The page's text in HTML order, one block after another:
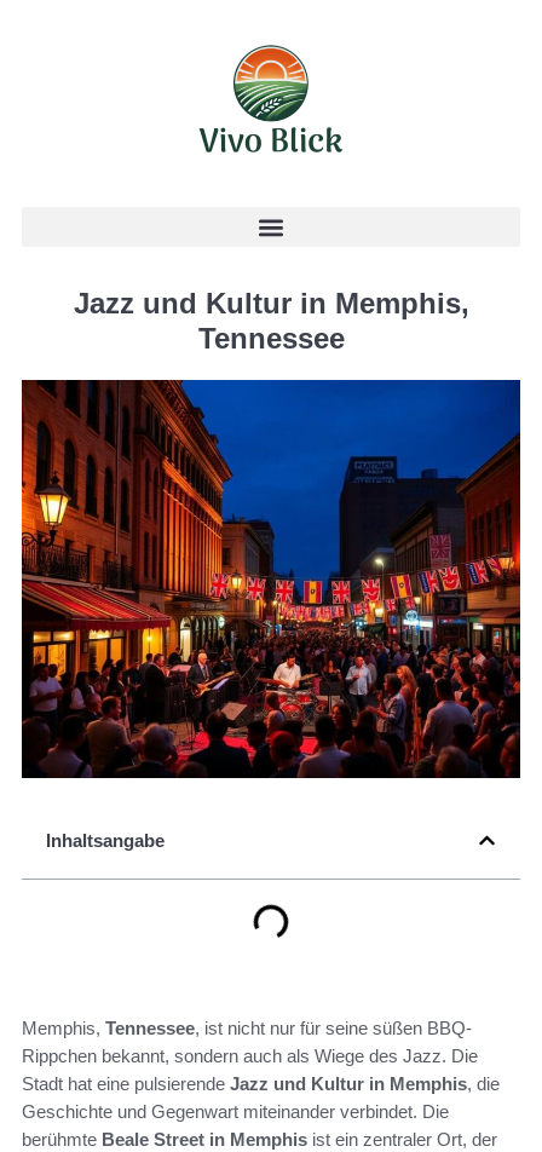
Jazz und Kultur in Memphis,
Tennessee
Inhaltsangabe
Memphis, Tennessee, ist nicht nur für seine süßen BBQ-
Rippchen bekannt, sondern auch als Wiege des Jazz. Die
Stadt hat eine pulsierende Jazz und Kultur in Memphis, die
Geschichte und Gegenwart miteinander verbindet. Die
berühmte Beale Street in Memphis ist ein zentraler Ort, der